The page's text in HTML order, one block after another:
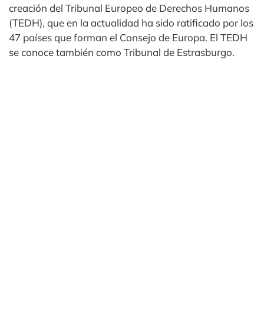
creación del Tribunal Europeo de Derechos Humanos
(TEDH), que en la actualidad ha sido ratificado por los
47 países que forman el Consejo de Europa. El TEDH
se conoce también como Tribunal de Estrasburgo.